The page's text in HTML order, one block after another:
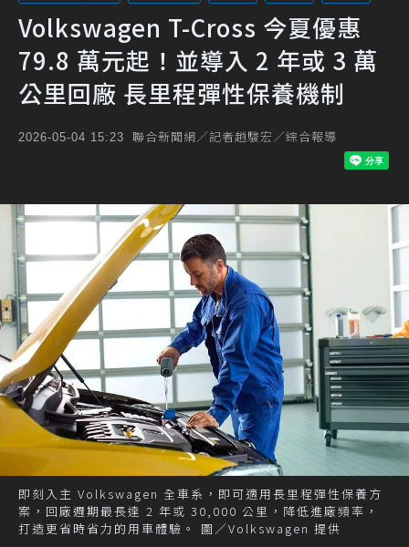
Volkswagen T-Cross 今夏優惠
79.8 萬元起！並導入 2 年或 3 萬
公里回廠 長里程彈性保養機制
2026-05-04 15:23 聯合新聞網／記者趙駿宏／綜合報導
即刻入主 Volkswagen 全車系，即可適用長里程彈性保養方
案，回廠週期最長達 2 年或 30,000 公里，降低進廠頻率，
打造更省時省力的用車體驗。 圖／Volkswagen 提供